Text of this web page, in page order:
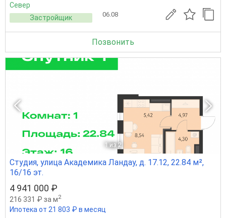
Север
Застройщик
06.08
Позвонить
1 из 2
Студия, улица Академика Ландау, д. 17.12, 22.84 м²,
16/16 эт.
4 941 000 ₽
216 331 ₽ за м2
Ипотека от 21 803 ₽ в месяц